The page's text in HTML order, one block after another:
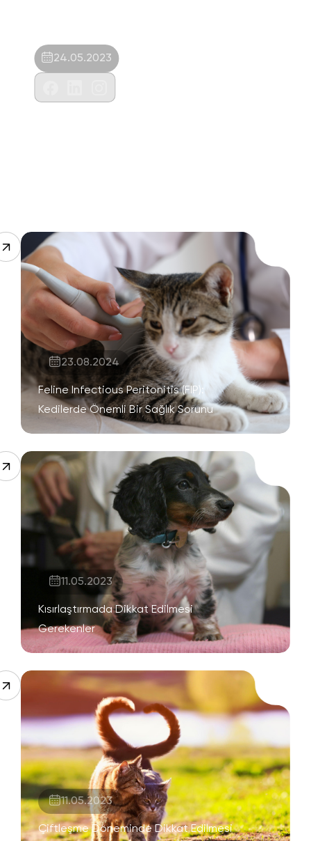
24.05.2023
23.08.2024
Feline Infectious Peritonitis (FIP):
Kedilerde Önemli Bir Sağlık Sorunu
11.05.2023
Kısırlaştırmada Dikkat Edilmesi
Gerekenler
11.05.2023
Çiftleşme Döneminde Dikkat Edilmesi